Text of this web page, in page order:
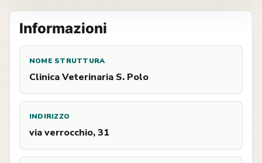
Informazioni
NOME STRUTTURA
Clinica Veterinaria S. Polo
INDIRIZZO
via verrocchio, 31